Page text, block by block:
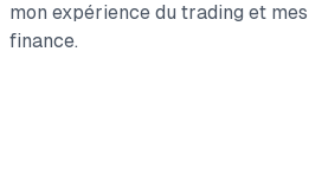
mon expérience du trading et
finance.